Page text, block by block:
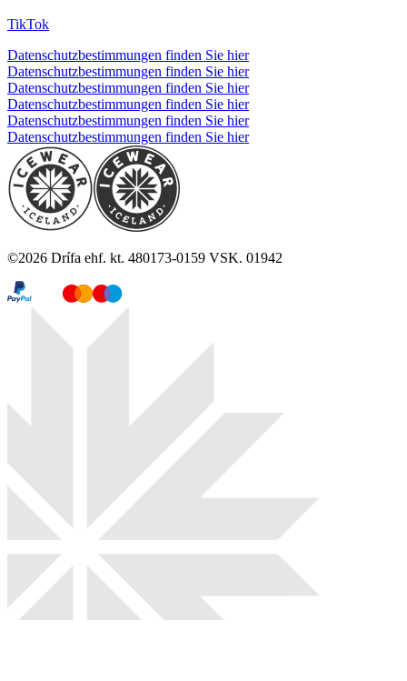
TikTok
Datenschutzbestimmungen finden Sie hier
Datenschutzbestimmungen finden Sie hier
Datenschutzbestimmungen finden Sie hier
Datenschutzbestimmungen finden Sie hier
Datenschutzbestimmungen finden Sie hier
Datenschutzbestimmungen finden Sie hier
©2026 Drífa ehf. kt. 480173-0159 VSK. 01942